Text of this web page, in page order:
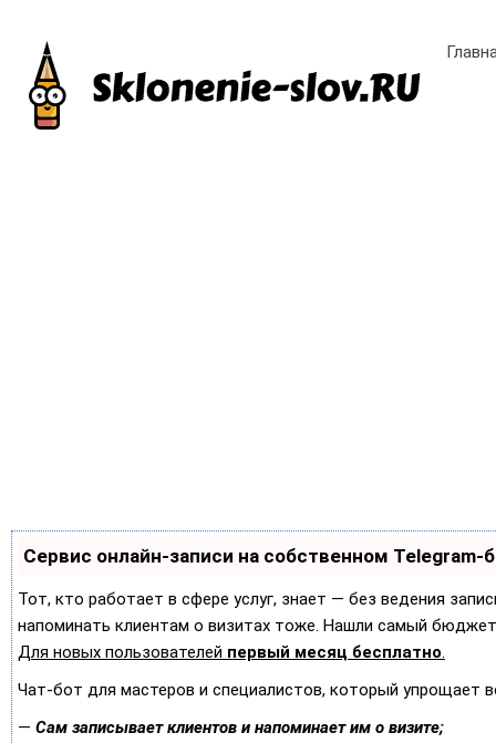
Сервис онлайн-записи на собственном Telegram-
Тот, кто работает в сфере услуг, знает — без ведения
напоминать клиентам о визитах тоже. Нашли самый
Для новых пользователей первый месяц бесплатно.
Чат-бот для мастеров и специалистов, который упрощает
— Сам записывает клиентов и напоминает им о визите;